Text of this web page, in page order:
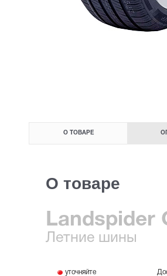
О ТОВАРЕ
О товаре
Landspider
Летние шины
уточняйте